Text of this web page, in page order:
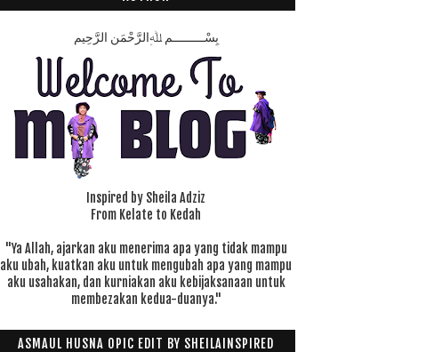
بِسْـــــــــمِ ﷲِالرَّحْمَنِ الرَّحِيم
Inspired by Sheila Adziz
From Kelate to Kedah
"Ya Allah, ajarkan aku menerima apa yang tidak mampu
aku ubah, kuatkan aku untuk mengubah apa yang mampu
aku usahakan, dan kurniakan aku kebijaksanaan untuk
membezakan kedua-duanya."
ASMAUL HUSNA OPIC EDIT BY SHEILAINSPIRED